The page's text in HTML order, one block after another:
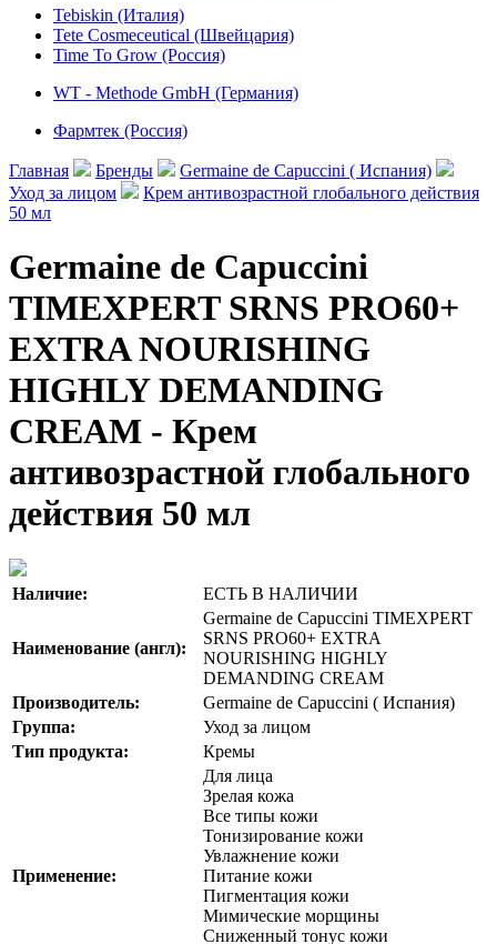
Tebiskin (Италия)
Tete Cosmeceutical (Швейцария)
Time To Grow (Россия)
WT - Methode GmbH (Германия)
Фармтек (Россия)
Главная Бренды
Germaine de Capuccini ( Испания)
Уход за лицом
Крем антивозрастной глобального действия
50 мл
Germaine de Capuccini
TIMEXPERT SRNS PRO60+
EXTRA NOURISHING
HIGHLY DEMANDING
CREAM - Крем
антивозрастной глобального
действия 50 мл
Наличие: ЕСТЬ В НАЛИЧИИ
Наименование (англ):
Germaine de Capuccini TIMEXPERT
SRNS PRO60+ EXTRA
NOURISHING HIGHLY
DEMANDING CREAM
Производитель:
Germaine de Capuccini ( Испания)
Группа:
Уход за лицом
Тип продукта:
Кремы
Применение:
Для лица
Зрелая кожа
Все типы кожи
Тонизирование кожи
Увлажнение кожи
Питание кожи
Пигментация кожи
Мимические морщины
Сниженный тонус кожи